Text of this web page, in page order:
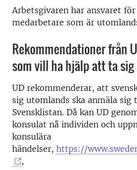
Arbetsgivaren har ansvaret
medarbetare som är
Rekommendationer från
som vill ha hjälp att ta
UD rekommenderar, att
sig utomlands ska anmäla sig
Svensklistan. Då kan UD
konsulat nå individen och
konsulära
händelser, https://
,